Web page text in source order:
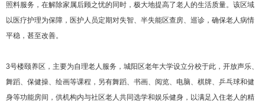
照料服务，在解除家属后顾之忧的同时，极大地提高了老人的生活质量。该区域
以医疗护理为保障，医护人员定期对失智、半失能区查房、巡诊，确保老人病情
平稳，甚至改善。
3号楼颐养区，主要为自理老人服务，城阳区老年大学设立分校于此，开放声乐、
舞蹈、保健操、绘画等课程，另有舞蹈、书画、阅览、电脑、棋牌、乒乓球和健
身等功能房间，供机构内与社区老人共同选学和娱乐健身，以满足入住老人的精